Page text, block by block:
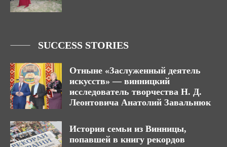
SUCCESS STORIES
Отныне «Заслуженный деятель
искусств» — винницкий
исследователь творчества Н. Д.
Леонтовича Анатолий Завальнюк
История семьи из Винницы,
попавшей в книгу рекордов